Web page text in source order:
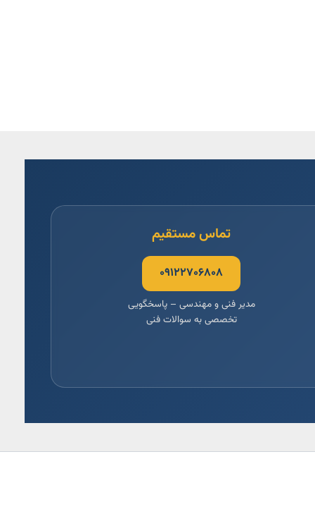
تماس مستقیم
۰۹۱۲۲۷۰۶۸۰۸
مدیر فنی و مهندسی – پاسخگویی
تخصصی به سوالات فنی